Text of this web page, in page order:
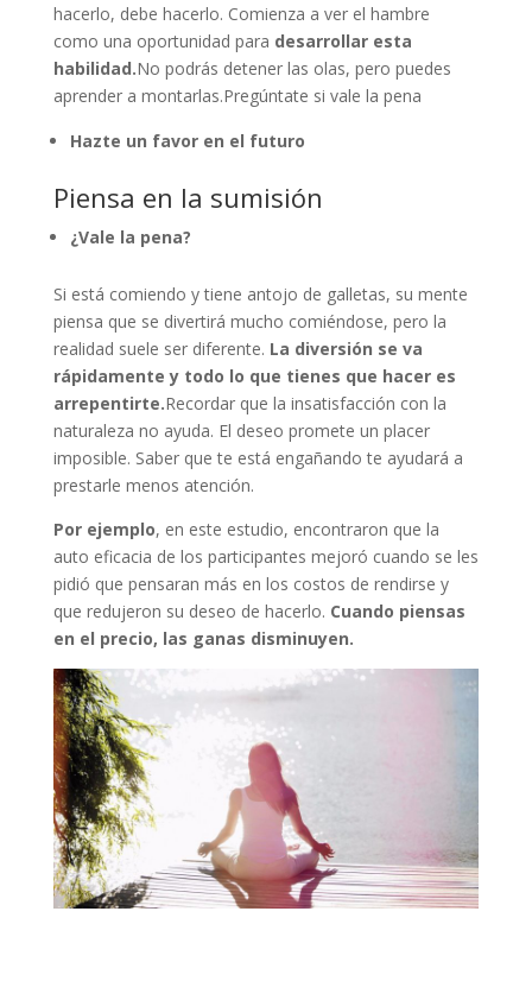
hacerlo, debe hacerlo. Comienza a ver el hambre
como una oportunidad para desarrollar esta
habilidad.No podrás detener las olas, pero puedes
aprender a montarlas.Pregúntate si vale la pena
Hazte un favor en el futuro
Piensa en la sumisión
¿Vale la pena?
Si está comiendo y tiene antojo de galletas, su mente
piensa que se divertirá mucho comiéndose, pero la
realidad suele ser diferente. La diversión se va
rápidamente y todo lo que tienes que hacer es
arrepentirte.Recordar que la insatisfacción con la
naturaleza no ayuda. El deseo promete un placer
imposible. Saber que te está engañando te ayudará a
prestarle menos atención.
Por ejemplo, en este estudio, encontraron que la
auto eficacia de los participantes mejoró cuando se les
pidió que pensaran más en los costos de rendirse y
que redujeron su deseo de hacerlo. Cuando piensas
en el precio, las ganas disminuyen.